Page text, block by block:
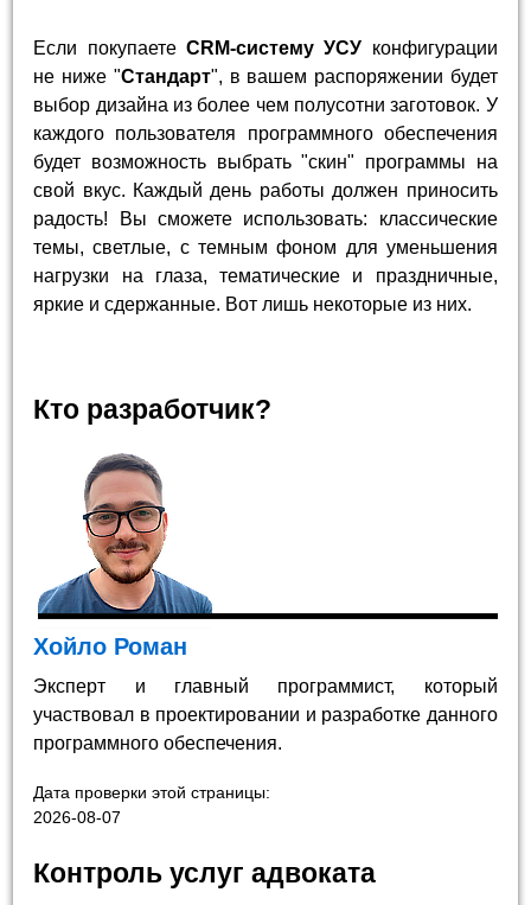
Если покупаете CRM-систему УСУ конфигурации
не ниже "Стандарт", в вашем распоряжении будет
выбор дизайна из более чем полусотни заготовок. У
каждого пользователя программного обеспечения
будет возможность выбрать "скин" программы на
свой вкус. Каждый день работы должен приносить
радость! Вы сможете использовать: классические
темы, светлые, с темным фоном для уменьшения
нагрузки на глаза, тематические и праздничные,
яркие и сдержанные. Вот лишь некоторые из них.
Кто разработчик?
Хойло Роман
Эксперт и главный программист, который
участвовал в проектировании и разработке данного
программного обеспечения.
Дата проверки этой страницы:
2026-08-07
Контроль услуг адвоката